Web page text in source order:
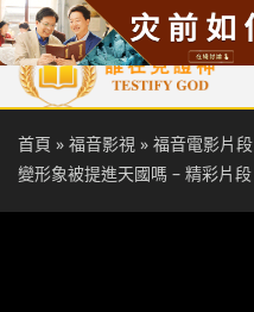
首頁 每日靈糧 天國福音
首頁 » 福音影視 » 福音電影片段
變形象被提進天國嗎 – 精彩片段